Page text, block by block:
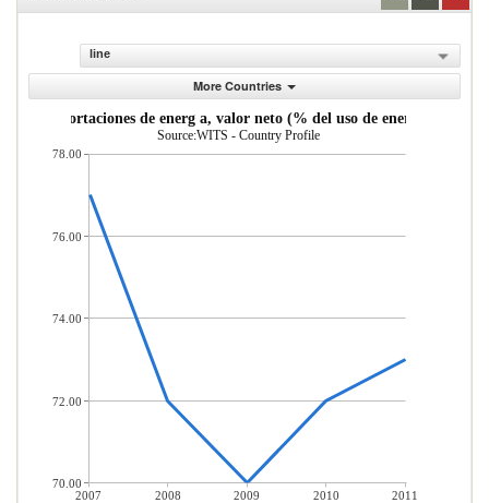
line
More Countries
Importaciones de energ a, valor neto (% del uso de energ a)
Source:WITS - Country Profile
2007 2008 2009 2010
2011
78.00
76.00
74.00
72.00
70.00